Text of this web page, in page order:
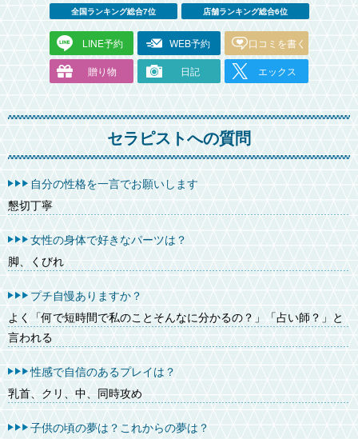
全国ランキング総合7位 店舗ランキング総合6位
LINE予約 WEB予約 口コミを書く
贈り物 日記 エックス
セラピストへの質問
自分の性格を一言でお願いします
懇切丁寧
女性の身体で好きなパーツは？
脚、くびれ
プチ自慢ありますか？
よく「何で短時間で私のことそんなに分かるの？」「占い師？」と
言われる
性感で自信のあるプレイは？
乳首、クリ、中、同時攻め
子供の頃の夢は？これからの夢は？